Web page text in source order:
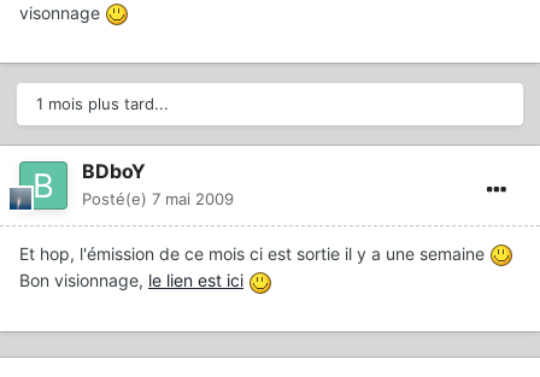
visonnage
1 mois plus tard...
BDboY
Posté(e) 7 mai 2009
Et hop, l'émission de ce mois ci est sortie il y a une semaine
Bon visionnage, le lien est ici